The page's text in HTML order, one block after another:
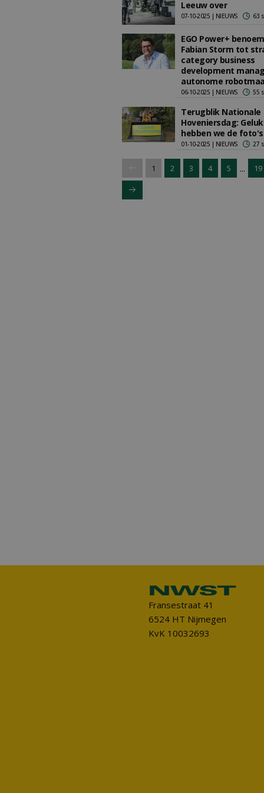
Leeuw over
07-10-2025 | NIEUWS 63
EGO Power+
Fabian Storm tot
category business
development
autonome
06-10-2025 | NIEUWS 55
Terugblik Nationale
Hoveniersdag:
hebben we de
01-10-2025 | NIEUWS 27
1 2 3 4 5 ... 19
Fransestraat 41
6524 HT Nijmegen
KvK 10032693